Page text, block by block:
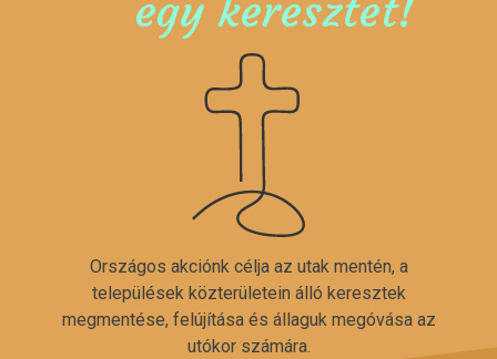
Országos akciónk célja az utak mentén, a
települések közterületein álló keresztek
megmentése, felújítása és állaguk megóvása az
utókor számára.